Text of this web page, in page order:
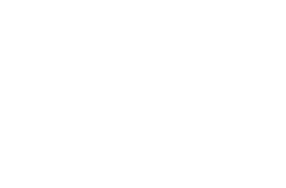
che l’utente possa
per personalizzare
funzionalità dei social
traffico. Condividiamo